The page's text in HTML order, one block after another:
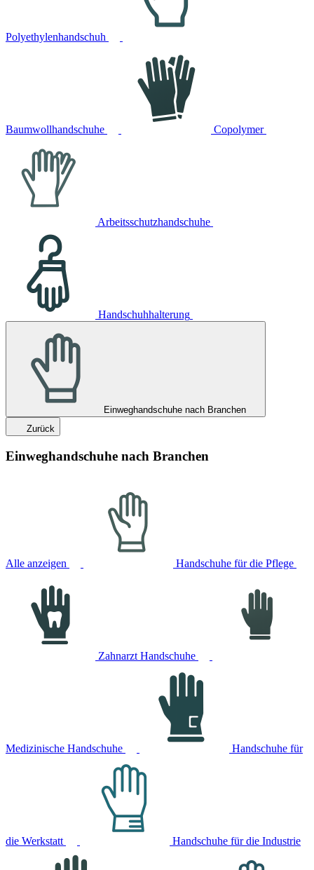
Polyethylenhandschuh
Baumwollhandschuhe Copolymer
Arbeitsschutzhandschuhe
Handschuhhalterung
Einweghandschuhe nach Branchen
Zurück
Einweghandschuhe nach Branchen
Alle anzeigen Handschuhe für die Pflege
Zahnarzt Handschuhe
Medizinische Handschuhe Handschuhe für
die Werkstatt Handschuhe für die Industrie